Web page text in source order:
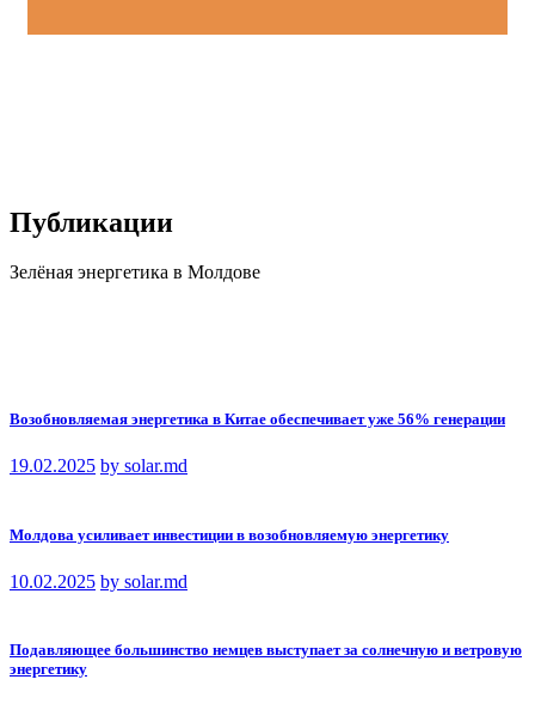
Публикации
Зелёная энергетика в Молдове
Возобновляемая энергетика в Китае обеспечивает уже 56% генерации
19.02.2025 by solar.md
Молдова усиливает инвестиции в возобновляемую энергетику
10.02.2025 by solar.md
Подавляющее большинство немцев выступает за солнечную и ветровую
энергетику